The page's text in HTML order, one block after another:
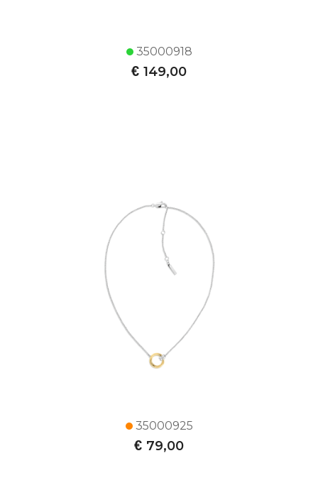
35000918
€ 149,00
35000925
€ 79,00